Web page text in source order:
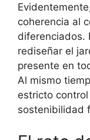
coherencia al
diferenciados.
rediseñar el
presente en
Al mismo
estricto
sostenibilidad